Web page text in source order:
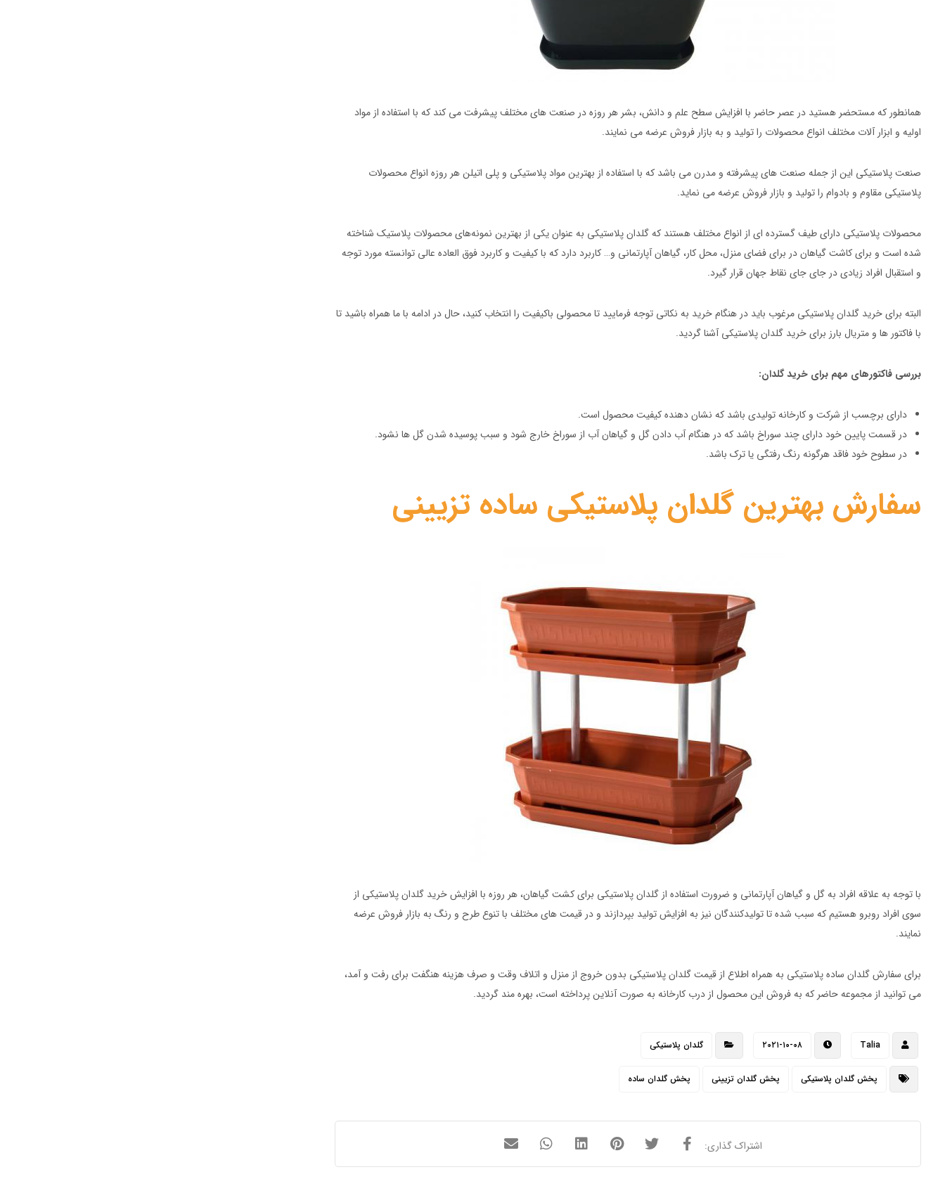
همانطور که مستحضر هستید در عصر حاضر با افزایش سطح علم و دانش، بشر هر روزه در صنعت های مختلف پیشرفت می‌ کند که با استفاده از مواد
اولیه و ابزار آلات مختلف انواع محصولات را تولید و به بازار فروش عرضه می نمایند.
صنعت پلاستیکی این از جمله صنعت های پیشرفته و مدرن می باشد که با استفاده از بهترین مواد پلاستیکی و پلی اتیلن هر روزه انواع محصولات
پلاستیکی مقاوم و بادوام را تولید و بازار فروش عرضه می نماید.
محصولات پلاستیکی دارای طیف گسترده ای از انواع مختلف هستند که گلدان پلاستیکی به عنوان یکی از بهترین نمونه‌های محصولات پلاستیک شناخته
شده است و برای کاشت گیاهان در برای فضای منزل، محل کار، گیاهان آپارتمانی و… کاربرد دارد که با کیفیت و کاربرد فوق‌ العاده عالی توانسته مورد توجه
و استقبال افراد زیادی در جای‌ جای نقاط جهان قرار گیرد.
البته برای خرید گلدان پلاستیکی مرغوب باید در هنگام خرید به نکاتی توجه فرمایید تا محصولی باکیفیت را انتخاب کنید، حال در ادامه با ما همراه باشید تا
با فاکتور ها و متریال بارز برای خرید گلدان پلاستیکی آشنا گردید.
بررسی فاکتورهای مهم برای خرید گلدان:
دارای برچسب از شرکت و کارخانه تولیدی باشد که نشان دهنده کیفیت محصول است.
در قسمت پایین خود دارای چند سوراخ باشد که در هنگام آب دادن گل و گیاهان آب از سوراخ خارج شود و سبب پوسیده شدن گل ها نشود.
در سطوح خود فاقد هرگونه رنگ رفتگی یا ترک باشد.
سفارش بهترین گلدان پلاستیکی ساده تزیینی
با توجه به علاقه افراد به گل و گیاهان آپارتمانی و ضرورت استفاده از گلدان پلاستیکی برای کشت گیاهان، هر روزه با افزایش خرید گلدان پلاستیکی از
سوی افراد روبرو هستیم که سبب شده تا تولیدکنندگان نیز به افزایش تولید بپردازند و در قیمت های مختلف با تنوع طرح و رنگ به بازار فروش عرضه
نمایند.
برای سفارش گلدان ساده پلاستیکی به همراه اطلاع از قیمت گلدان پلاستیکی بدون خروج از منزل و اتلاف وقت و صرف هزینه هنگفت برای رفت و آمد،
می توانید از مجموعه حاضر که به فروش این محصول از درب کارخانه به صورت آنلاین پرداخته است، بهره مند گردید.
Talia ۲۰۲۱-۱۰-۰۸ گلدان پلاستیکی
پخش گلدان پلاستیکی پخش گلدان تزیینی پخش گلدان ساده